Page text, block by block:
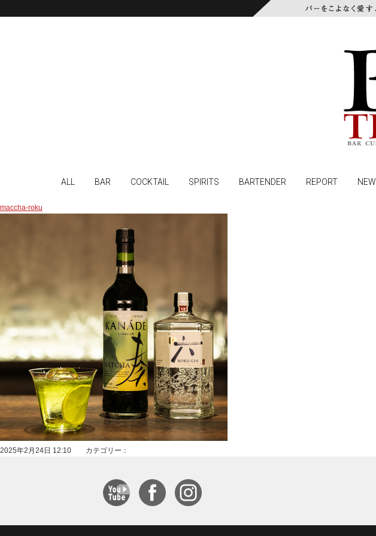
ALL BAR COCKTAIL SPIRITS BARTENDER REPORT NEW
maccha-roku
2025年2月24日 12:10 カテゴリー：